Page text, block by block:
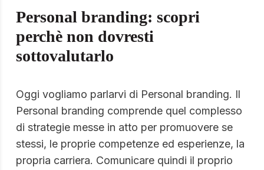
Personal branding: scopri
perchè non dovresti
sottovalutarlo
Oggi vogliamo parlarvi di Personal branding. Il
Personal branding comprende quel complesso
di strategie messe in atto per promuovere se
stessi, le proprie competenze ed esperienze, la
propria carriera. Comunicare quindi il proprio